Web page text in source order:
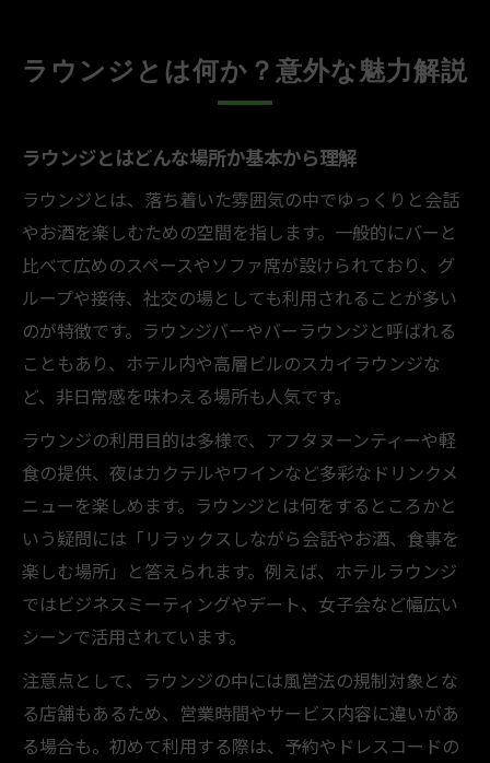
ラウンジとは何か？意外な魅力解説
ラウンジとはどんな場所か基本から理解
ラウンジとは、落ち着いた雰囲気の中でゆっくりと会話
やお酒を楽しむための空間を指します。一般的にバーと
比べて広めのスペースやソファ席が設けられており、グ
ループや接待、社交の場としても利用されることが多い
のが特徴です。ラウンジバーやバーラウンジと呼ばれる
こともあり、ホテル内や高層ビルのスカイラウンジな
ど、非日常感を味わえる場所も人気です。
ラウンジの利用目的は多様で、アフタヌーンティーや軽
食の提供、夜はカクテルやワインなど多彩なドリンクメ
ニューを楽しめます。ラウンジとは何をするところかと
いう疑問には「リラックスしながら会話やお酒、食事を
楽しむ場所」と答えられます。例えば、ホテルラウンジ
ではビジネスミーティングやデート、女子会など幅広い
シーンで活用されています。
注意点として、ラウンジの中には風営法の規制対象とな
る店舗もあるため、営業時間やサービス内容に違いがあ
る場合も。初めて利用する際は、予約やドレスコードの